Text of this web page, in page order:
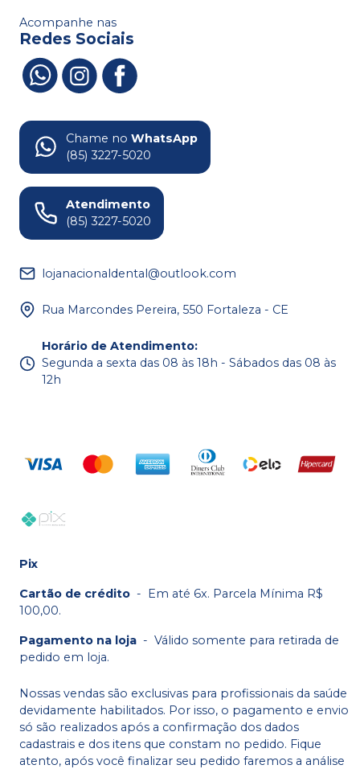
Acompanhe nas
Redes Sociais
Chame no WhatsApp
(85) 3227-5020
Atendimento
(85) 3227-5020
lojanacionaldental@outlook.com
Rua Marcondes Pereira, 550 Fortaleza - CE
Horário de Atendimento:
Segunda a sexta das 08 às 18h - Sábados das 08 às
12h
Pix
Cartão de crédito - Em até 6x. Parcela Mínima R$
100,00.
Pagamento na loja - Válido somente para retirada de
pedido em loja.
Nossas vendas são exclusivas para profissionais da saúde
devidamente habilitados. Por isso, o pagamento e envio
só são realizados após a confirmação dos dados
cadastrais e dos itens que constam no pedido. Fique
atento, após você finalizar seu pedido faremos a análise